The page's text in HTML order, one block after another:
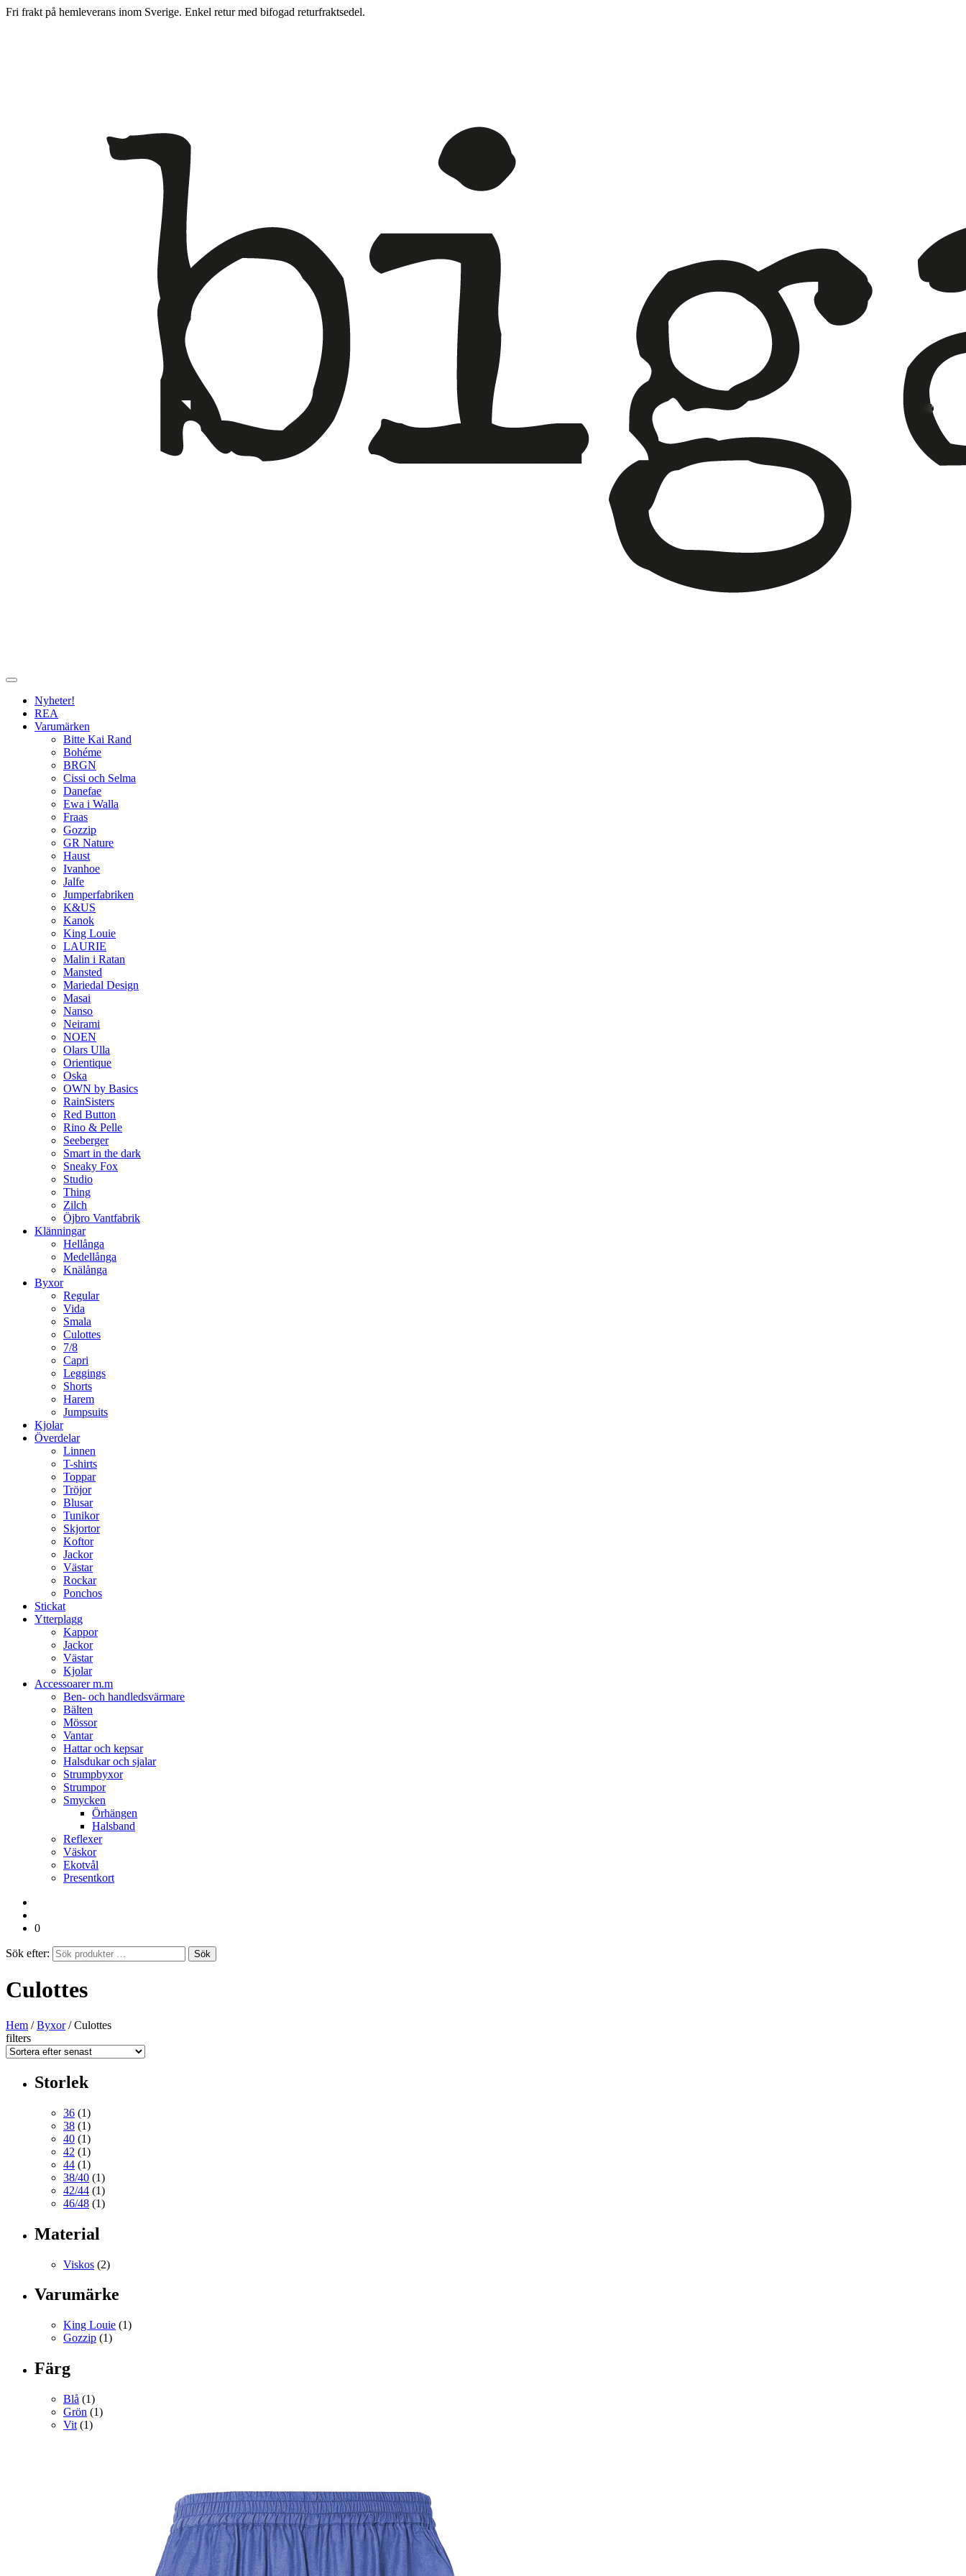
Fri frakt på hemleverans inom Sverige. Enkel retur med bifogad returfraktsedel.
Nyheter!
REA
Varumärken
Bitte Kai Rand
Bohéme
BRGN
Cissi och Selma
Danefae
Ewa i Walla
Fraas
Gozzip
GR Nature
Haust
Ivanhoe
Jalfe
Jumperfabriken
K&US
Kanok
King Louie
LAURIE
Malin i Ratan
Mansted
Mariedal Design
Masai
Nanso
Neirami
NOEN
Olars Ulla
Orientique
Oska
OWN by Basics
RainSisters
Red Button
Rino & Pelle
Seeberger
Smart in the dark
Sneaky Fox
Studio
Thing
Zilch
Öjbro Vantfabrik
Klänningar
Hellånga
Medellånga
Knälånga
Byxor
Regular
Vida
Smala
Culottes
7/8
Capri
Leggings
Shorts
Harem
Jumpsuits
Kjolar
Överdelar
Linnen
T-shirts
Toppar
Tröjor
Blusar
Tunikor
Skjortor
Koftor
Jackor
Västar
Rockar
Ponchos
Stickat
Ytterplagg
Kappor
Jackor
Västar
Kjolar
Accessoarer m.m
Ben- och handledsvärmare
Bälten
Mössor
Vantar
Hattar och kepsar
Halsdukar och sjalar
Strumpbyxor
Strumpor
Smycken
Örhängen
Halsband
Reflexer
Väskor
Ekotvål
Presentkort
0
Sök efter: Sök
Culottes
Hem /Byxor/ Culottes
filters
Storlek
36 (1)
38 (1)
40 (1)
42 (1)
44 (1)
38/40 (1)
42/44 (1)
46/48 (1)
Material
Viskos (2)
Varumärke
King Louie (1)
Gozzip (1)
Färg
Blå (1)
Grön (1)
Vit (1)